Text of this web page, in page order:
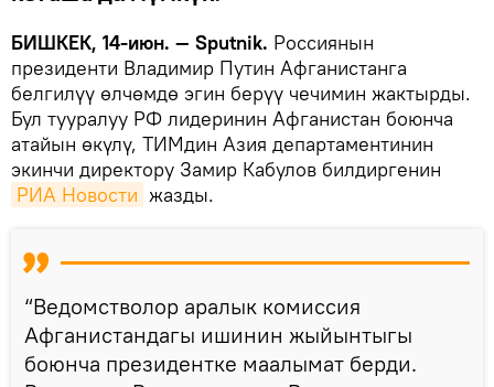
БИШКЕК, 14-июн. — Sputnik. Россиянын
президенти Владимир Путин Афганистанга
белгилүү өлчөмдө эгин берүү чечимин жактырды.
Бул тууралуу РФ лидеринин Афганистан боюнча
атайын өкүлү, ТИМдин Азия департаментинин
экинчи директору Замир Кабулов билдиргенин
РИА Новости жазды.
“Ведомстволор аралык комиссия
Афганистандагы ишинин жыйынтыгы
боюнча президентке маалымат берди.